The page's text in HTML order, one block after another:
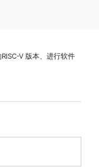
V 版本、进行软件